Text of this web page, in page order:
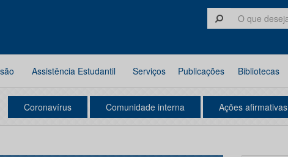
Assistência Estudantil Serviços Publicações Bibliotecas
Coronavírus Comunidade interna Ações afirmativas